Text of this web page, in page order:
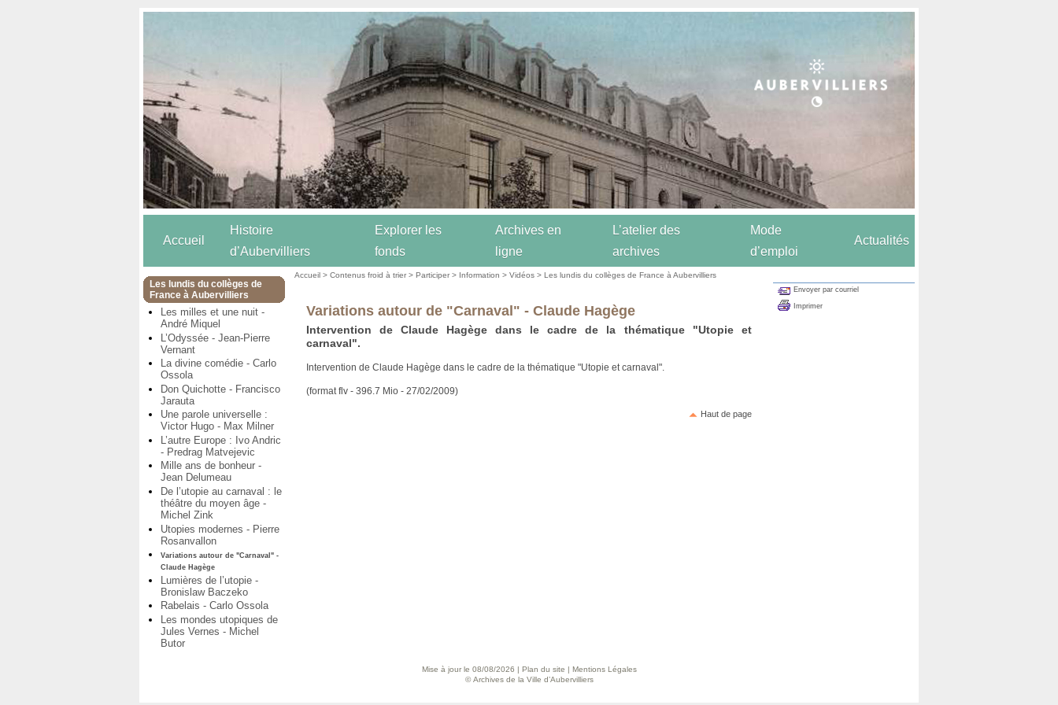
Accueil
Histoire
d’Aubervilliers
Explorer les
fonds
Archives en
ligne
L’atelier des
archives
Mode
d’emploi
Actualités
Les lundis du collèges de
France à Aubervilliers
Les milles et une nuit -
André Miquel
L’Odyssée - Jean-Pierre
Vernant
La divine comédie - Carlo
Ossola
Don Quichotte - Francisco
Jarauta
Une parole universelle :
Victor Hugo - Max Milner
L’autre Europe : Ivo Andric
- Predrag Matvejevic
Mille ans de bonheur -
Jean Delumeau
De l’utopie au carnaval : le
théâtre du moyen âge -
Michel Zink
Utopies modernes - Pierre
Rosanvallon
Variations autour de "Carnaval" -
Claude Hagège
Lumières de l’utopie -
Bronislaw Baczeko
Rabelais - Carlo Ossola
Les mondes utopiques de
Jules Vernes - Michel
Butor
Accueil >Contenus froid à trier >Participer > Information >Vidéos >Les lundis du collèges de France à Aubervilliers
Variations autour de "Carnaval" - Claude Hagège
Intervention de Claude Hagège dans le cadre de la thématique "Utopie et
carnaval".
Intervention de Claude Hagège dans le cadre de la thématique "Utopie et carnaval".
(format flv - 396.7 Mio - 27/02/2009)
Haut de page
Envoyer par courriel
Imprimer
Mise à jour le 08/08/2026 | Plan du site | Mentions Légales
© Archives de la Ville d’Aubervilliers